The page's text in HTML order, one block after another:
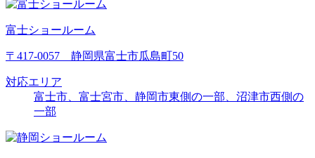
富士ショールーム
〒417-0057 静岡県富士市瓜島町50
対応エリア
富士市、富士宮市、静岡市東側の一部、沼津市西側の
一部